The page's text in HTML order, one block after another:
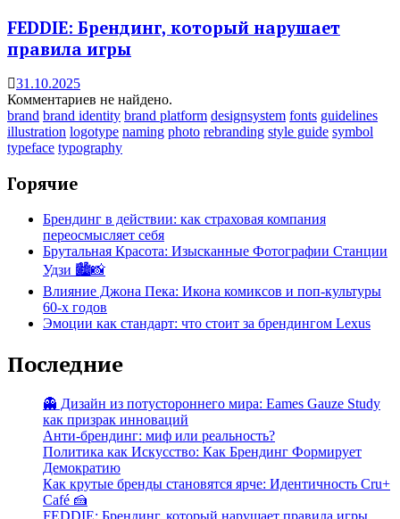
FEDDIE: Брендинг, который нарушает
правила игры
31.10.2025
Комментариев не найдено.
brand brand identity brand platform designsystem fonts guidelines
illustration logotype naming photo rebranding style guide symbol
typeface typography
Горячие
Брендинг в действии: как страховая компания
переосмысляет себя
Брутальная Красота: Изысканные Фотографии Станции
Удзи 🏙️📸
Влияние Джона Пека: Икона комиксов и поп-культуры
60-х годов
Эмоции как стандарт: что стоит за брендингом Lexus
Последние
👻 Дизайн из потустороннего мира: Eames Gauze Study
как призрак инноваций
Анти-брендинг: миф или реальность?
Политика как Искусство: Как Брендинг Формирует
Демократию
Как крутые бренды становятся ярче: Идентичность Cru+
Café 🍰
FEDDIE: Брендинг, который нарушает правила игры